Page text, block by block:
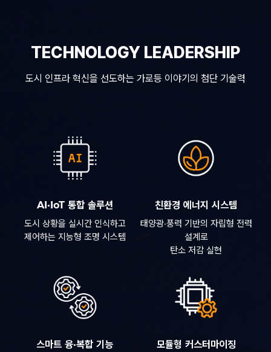
TECHNOLOGY LEADERSHIP
도시 인프라 혁신을 선도하는 가로등 이야기의 첨단 기술력
AI·IoT 통합 솔루션
도시 상황을 실시간 인식하고
제어하는 지능형 조명 시스템
친환경 에너지 시스템
태양광·풍력 기반의 자립형 전력
설계로
탄소 저감 실현
스마트 융·복합 기능 모듈형 커스터마이징